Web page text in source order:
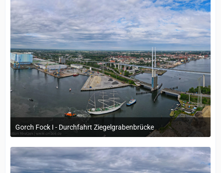
Gorch Fock I - Durchfahrt Ziegelgrabenbrücke
21. Mai 2024 um 10:29